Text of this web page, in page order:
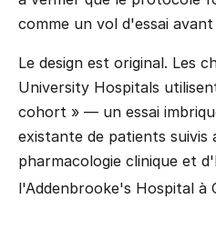
comme un vol d'essai
Le design est original. Les
University Hospitals
cohort » — un essai
existante de patients suivis
pharmacologie clinique et
l'Addenbrooke's Hospital à